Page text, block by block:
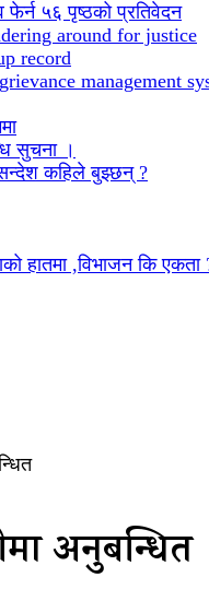
फेर्न ५६ पृष्ठको प्रतिवेदन
around for justice
record
management
सुचना ।
कहिले बुझ्छन् ?
हातमा ,विभाजन कि एकता
अनुबन्धित